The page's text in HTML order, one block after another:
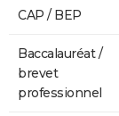
CAP / BEP
Baccalauréat /
brevet
professionnel